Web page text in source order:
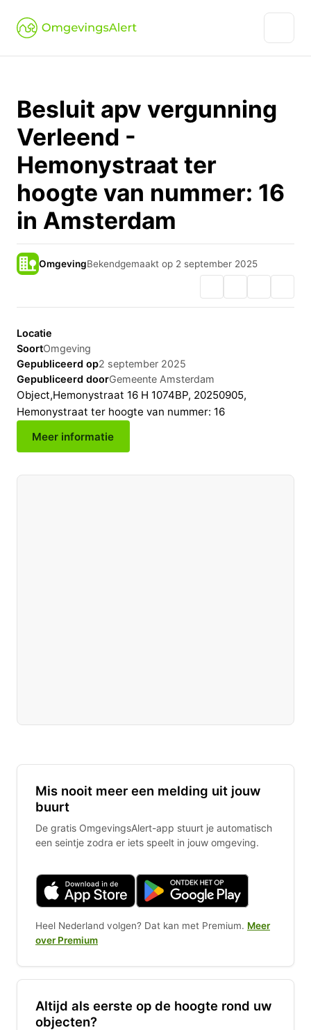
Besluit apv vergunning
Verleend -
Hemonystraat ter
hoogte van nummer: 16
in Amsterdam
OmgevingBekendgemaakt op 2 september 2025
Locatie
SoortOmgeving
Gepubliceerd op2 september 2025
Gepubliceerd doorGemeente Amsterdam
Object,Hemonystraat 16 H 1074BP, 20250905,
Hemonystraat ter hoogte van nummer: 16
Meer informatie
Mis nooit meer een melding uit jouw
buurt
De gratis OmgevingsAlert-app stuurt je automatisch
een seintje zodra er iets speelt in jouw omgeving.
Heel Nederland volgen? Dat kan met Premium. Meer
over Premium
Altijd als eerste op de hoogte rond uw
objecten?